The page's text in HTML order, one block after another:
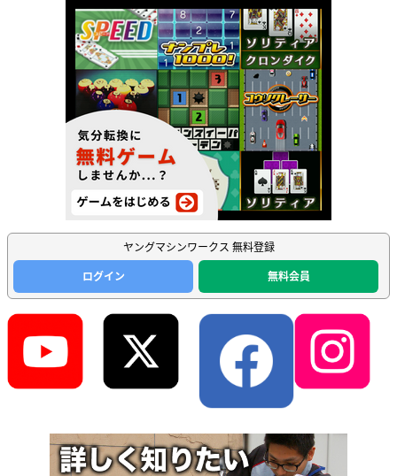
ヤングマシンワークス 無料登録
ログイン
無料会員